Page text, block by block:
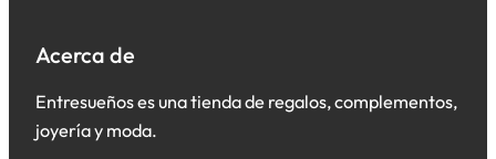
Acerca de
Entresueños es una tienda de regalos, complementos,
joyería y moda.